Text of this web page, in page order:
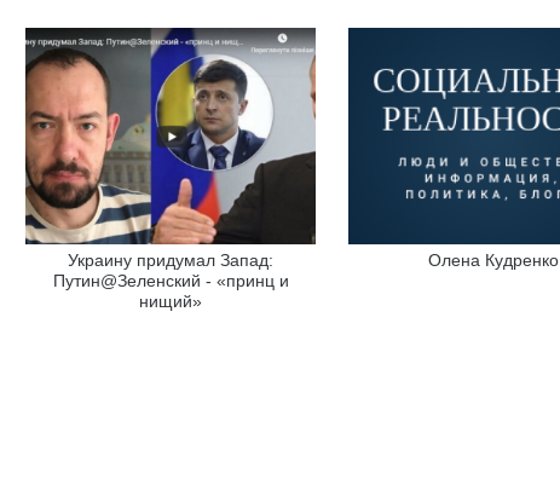
Украину придумал Запад:
Путин@Зеленский - «принц и
нищий»
Олена Кудренко